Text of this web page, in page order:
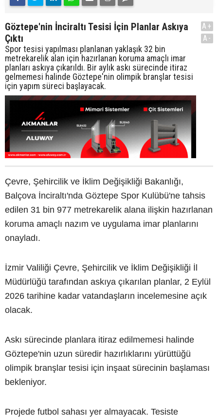
Göztepe'nin İnciraltı Tesisi İçin Planlar Askıya
Çıktı
Spor tesisi yapılması planlanan yaklaşık 32 bin
metrekarelik alan için hazırlanan koruma amaçlı imar
planları askıya çıkarıldı. Bir aylık askı sürecinde itiraz
gelmemesi halinde Göztepe'nin olimpik branşlar tesisi
için yapım süreci başlayacak.
A+
A-
Çevre, Şehircilik ve İklim Değişikliği Bakanlığı,
Balçova İnciraltı'nda Göztepe Spor Kulübü'ne tahsis
edilen 31 bin 977 metrekarelik alana ilişkin hazırlanan
koruma amaçlı nazım ve uygulama imar planlarını
onayladı.
İzmir Valiliği Çevre, Şehircilik ve İklim Değişikliği İl
Müdürlüğü tarafından askıya çıkarılan planlar, 2 Eylül
2026 tarihine kadar vatandaşların incelemesine açık
olacak.
Askı sürecinde planlara itiraz edilmemesi halinde
Göztepe'nin uzun süredir hazırlıklarını yürüttüğü
olimpik branşlar tesisi için inşaat sürecinin başlaması
bekleniyor.
Projede futbol sahası yer almayacak. Tesiste